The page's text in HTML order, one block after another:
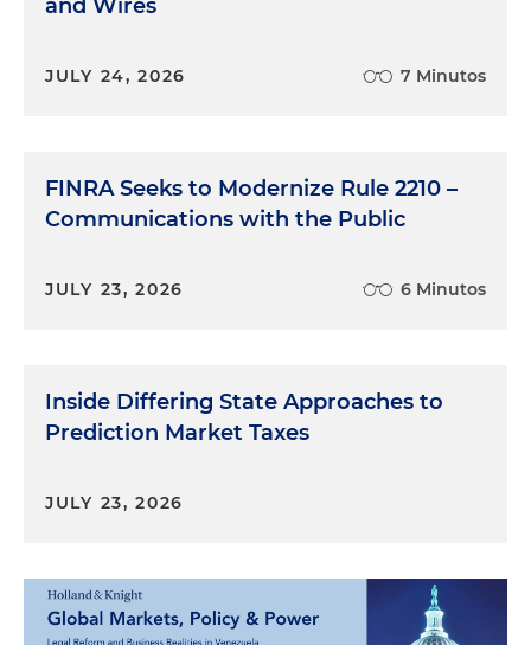
and Wires
JULY 24, 2026 7 Minutos
FINRA Seeks to Modernize Rule 2210 –
Communications with the Public
JULY 23, 2026 6 Minutos
Inside Differing State Approaches to
Prediction Market Taxes
JULY 23, 2026